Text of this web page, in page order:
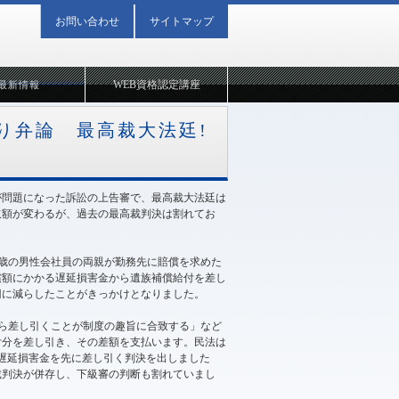
新情報
弁論 最高裁大法廷!
題になった訴訟の上告審で、最高裁大法廷は
が変わるが、過去の最高裁判決は割れてお
の男性会社員の両親が勤務先に賠償を求めた
にかかる遅延損害金から遺族補償給付を差し
減らしたことがきっかけとなりました。
差し引くことが制度の趣旨に合致する」など
を差し引き、その差額を支払います。民法は
延損害金を先に差し引く判決を出しました
決が併存し、下級審の判断も割れていまし
WEB資格認定講座
お問い合わせ サイトマップ